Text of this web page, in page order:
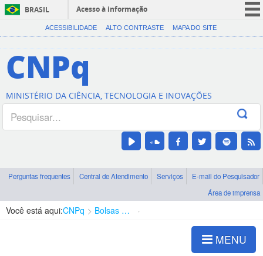
BRASIL
Acesso à informação
CORONAVÍRUS (COVID-19)
Canais
ACESSIBILIDADE ALTO CONTRASTE MAPA DO SITE
CNPq
MINISTÉRIO DA CIÊNCIA, TECNOLOGIA E INOVAÇÕES
Perguntas frequentes Central de Atendimento Serviços
E-mail do Pesquisador
Área de imprensa
Você está aqui:CNPq Bolsas e Auxílios Vigentes
MENU